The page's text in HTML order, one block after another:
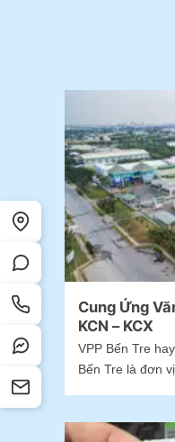
Cung Ứng
KCN – KCX
VPP Bến Tre
Bến Tre là đơn